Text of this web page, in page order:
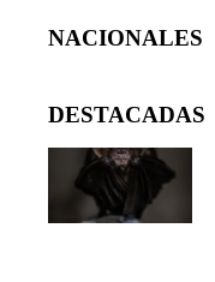
NACIONALES
DESTACADAS